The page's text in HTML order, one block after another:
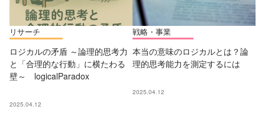
リサーチ
ロジカルの矛盾 ～論理的思考力
と「合理的な行動」に横たわる
壁～ logicalParadox
2025.04.12
戦略・事業
本当の意味のロジカルとは？論
理的思考能力を測定するには
2025.04.12